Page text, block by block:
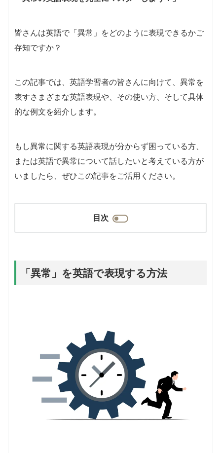
皆さんは英語で「異常」をどのように表現できるかご
存知ですか？
この記事では、英語学習者の皆さんに向けて、異常を
表すさまざまな英語表現や、その使い方、そして具体
的な例文を紹介します。
もし異常に関する英語表現が分からず困っている方、
または英語で異常について話したいと考えている方が
いましたら、ぜひこの記事をご活用ください。
目次
「異常」を英語で表現する方法